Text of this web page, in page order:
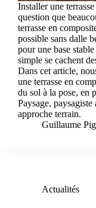
Installer une terrasse
question que
terrasse en
possible sans dalle
pour une base
simple se cachent
Dans cet article,
une terrasse en
du sol à la pose, en
Paysage,
approche terrain.
Guillaume
Actualités